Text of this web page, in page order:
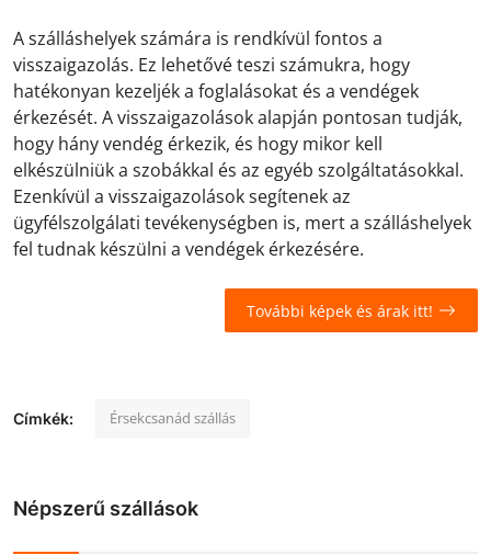
A szálláshelyek számára is rendkívül fontos a
visszaigazolás. Ez lehetővé teszi számukra, hogy
hatékonyan kezeljék a foglalásokat és a vendégek
érkezését. A visszaigazolások alapján pontosan tudják,
hogy hány vendég érkezik, és hogy mikor kell
elkészülniük a szobákkal és az egyéb szolgáltatásokkal.
Ezenkívül a visszaigazolások segítenek az
ügyfélszolgálati tevékenységben is, mert a szálláshelyek
fel tudnak készülni a vendégek érkezésére.
További képek és árak itt!
Címkék: Érsekcsanád szállás
Népszerű szállások